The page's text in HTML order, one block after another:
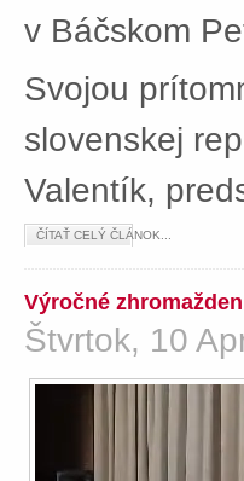
v Báčskom
Svojou
slovenskej
Valentík,
ČÍTAŤ CELÝ ČLÁNOK...
Výročné
Štvrtok, 10